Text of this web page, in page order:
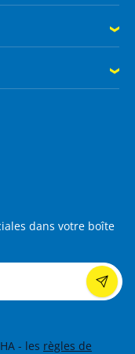
dans votre boîte
- les règles de